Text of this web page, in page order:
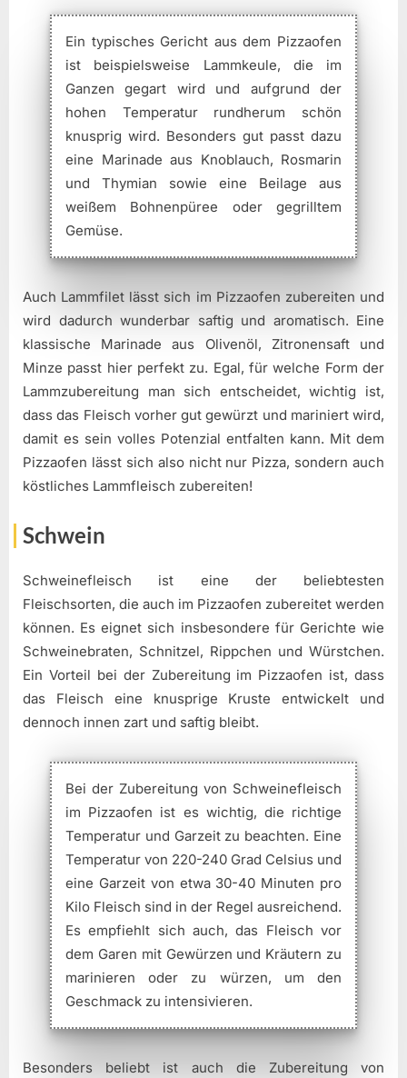
Ein typisches Gericht aus dem Pizzaofen
ist beispielsweise Lammkeule, die im
Ganzen gegart wird und aufgrund der
hohen Temperatur rundherum schön
knusprig wird. Besonders gut passt dazu
eine Marinade aus Knoblauch, Rosmarin
und Thymian sowie eine Beilage aus
weißem Bohnenpüree oder gegrilltem
Gemüse.
Auch Lammfilet lässt sich im Pizzaofen zubereiten und
wird dadurch wunderbar saftig und aromatisch. Eine
klassische Marinade aus Olivenöl, Zitronensaft und
Minze passt hier perfekt zu. Egal, für welche Form der
Lammzubereitung man sich entscheidet, wichtig ist,
dass das Fleisch vorher gut gewürzt und mariniert wird,
damit es sein volles Potenzial entfalten kann. Mit dem
Pizzaofen lässt sich also nicht nur Pizza, sondern auch
köstliches Lammfleisch zubereiten!
Schwein
Schweinefleisch ist eine der beliebtesten
Fleischsorten, die auch im Pizzaofen zubereitet werden
können. Es eignet sich insbesondere für Gerichte wie
Schweinebraten, Schnitzel, Rippchen und Würstchen.
Ein Vorteil bei der Zubereitung im Pizzaofen ist, dass
das Fleisch eine knusprige Kruste entwickelt und
dennoch innen zart und saftig bleibt.
Bei der Zubereitung von Schweinefleisch
im Pizzaofen ist es wichtig, die richtige
Temperatur und Garzeit zu beachten. Eine
Temperatur von 220-240 Grad Celsius und
eine Garzeit von etwa 30-40 Minuten pro
Kilo Fleisch sind in der Regel ausreichend.
Es empfiehlt sich auch, das Fleisch vor
dem Garen mit Gewürzen und Kräutern zu
marinieren oder zu würzen, um den
Geschmack zu intensivieren.
Besonders beliebt ist auch die Zubereitung von